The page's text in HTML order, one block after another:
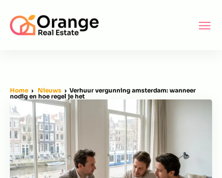
Home › Nieuws › Verhuur vergunning amsterdam: wanneer
nodig en hoe regel je het